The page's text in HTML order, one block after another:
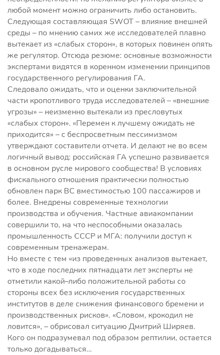
любой момент можно ограничить либо остановить.
Следующая составляющая SWOT – влияние внешней
среды – по мнению самих же исследователей плавно
вытекает из «слабых сторон», в которых повинен опять
же регулятор. Отсюда резюме: основные возможности
экспертами видятся в коренном изменении принципов
государственного регулирования ГА.
Следовало ожидать, что и оценки заключительной
части кропотливого труда исследователей – «внешние
угрозы» – неизменно вытекали из пресловутых
«слабых сторон». «Перемен к лучшему ожидать не
приходится» – с беспросветным пессимизмом
утверждают составители отчета. И делают не во всем
логичный вывод: российская ГА успешно развивается
в основном русле мирового сообщества! В условиях
фискального отношения практически полностью
обновлен парк ВС вместимостью 100 пассажиров и
более. Внедрены современные технологии
производства и обучения. Частные авиакомпании
совершили то, на что неспособными оказалась
промышленность СССР и МГА: получили доступ к
современным тренажерам.
Но вместе с тем «из проведенных анализов вытекает,
что в ходе последних пятнадцати лет эксперты не
отметили какой–либо положительной работы со
стороны всех без исключения государственных
институтов в деле снижения финансового бремени и
производственных рисков». «Словом, крокодил не
ловится», – обрисовал ситуацию Дмитрий Ширяев.
Кого он подразумевал под образом рептилии, остается
только догадываться…